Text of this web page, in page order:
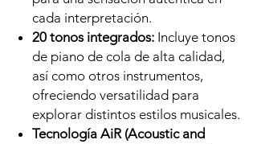
cada interpretación.
20 tonos integrados: Incluye tonos
de piano de cola de alta calidad,
así como otros instrumentos,
ofreciendo versatilidad para
explorar distintos estilos musicales.
Tecnología AiR (Acoustic and